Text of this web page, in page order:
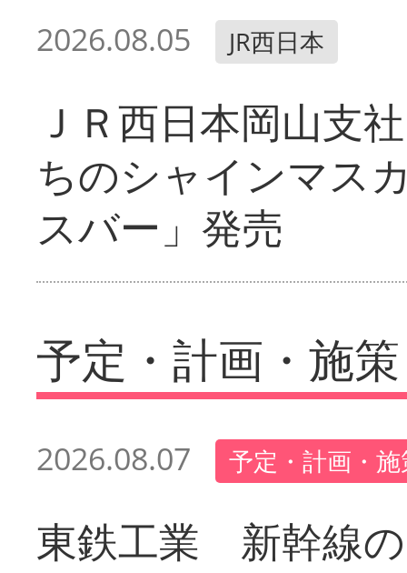
2026.08.05 JR西日本
ＪＲ西日本岡山支
ちのシャインマス
スバー」発売
予定・計画・施策
2026.08.07 予定・計画・
東鉄工業 新幹線